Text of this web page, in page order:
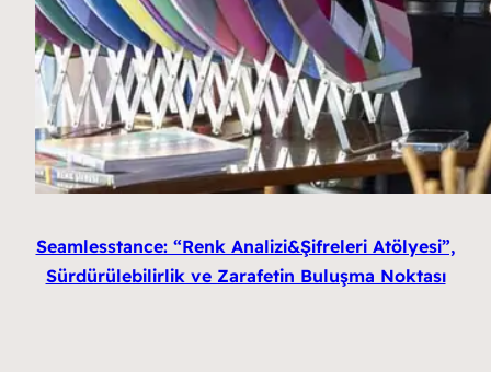
Seamlesstance: “Renk Analizi&Şifreleri Atölyesi”,
Sürdürülebilirlik ve Zarafetin Buluşma Noktası